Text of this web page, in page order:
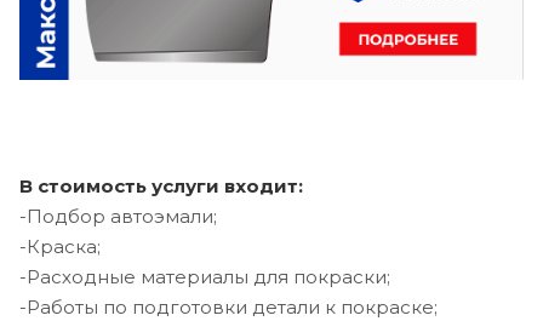
В стоимость услуги входит:
-Подбор автоэмали;
-Краска;
-Расходные материалы для покраски;
-Работы по подготовки детали к покраске;